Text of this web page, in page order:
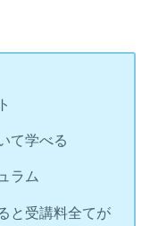
て学べる
ラム
と受講料全てが